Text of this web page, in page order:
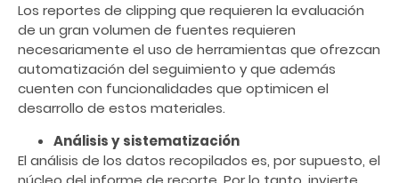
Los reportes de clipping que requieren la evaluación
de un gran volumen de fuentes requieren
necesariamente el uso de herramientas que ofrezcan
automatización del seguimiento y que además
cuenten con funcionalidades que optimicen el
desarrollo de estos materiales.
Análisis y sistematización
El análisis de los datos recopilados es, por supuesto, el